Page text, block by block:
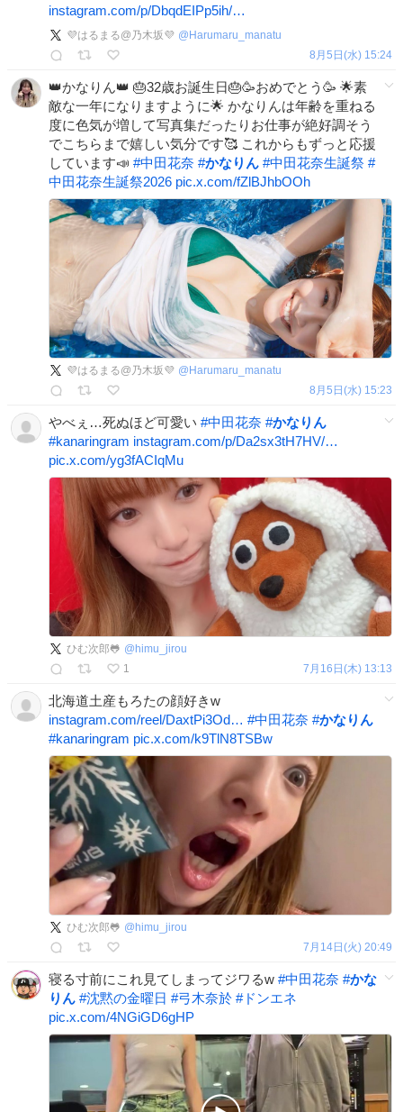
instagram.com/p/DbqdEIPp5ih/…
💜はるまる@乃木坂💜 @ Harumaru_manatu
8月5日(水) 15:24
👑かなりん👑 🎂32歳お誕生日🎂🥳おめでとう🥳 🌟素
敵な一年になりますように🌟 かなりんは年齢を重ねる
度に色気が増して写真集だったりお仕事が絶好調そう
でこちらまで嬉しい気分です🥰 これからもずっと応援
しています📣 #中田花奈 #かなりん #中田花奈生誕祭 #
中田花奈生誕祭2026 pic.x.com/fZlBJhbOOh
💜はるまる@乃木坂💜 @ Harumaru_manatu
8月5日(水) 15:23
やべぇ…死ぬほど可愛い #中田花奈 #かなりん
#kanaringram instagram.com/p/Da2sx3tH7HV/…
pic.x.com/yg3fACIqMu
ひむ次郎🐸 @ himu_jirou
1
7月16日(木) 13:13
北海道土産もろたの顔好きw
instagram.com/reel/DaxtPi3Od… #中田花奈 #かなりん
#kanaringram pic.x.com/k9TlN8TSBw
ひむ次郎🐸 @ himu_jirou
7月14日(火) 20:49
寝る寸前にこれ見てしまってジワるw #中田花奈 #かな
りん #沈黙の金曜日 #弓木奈於 #ドンエネ
pic.x.com/4NGiGD6gHP